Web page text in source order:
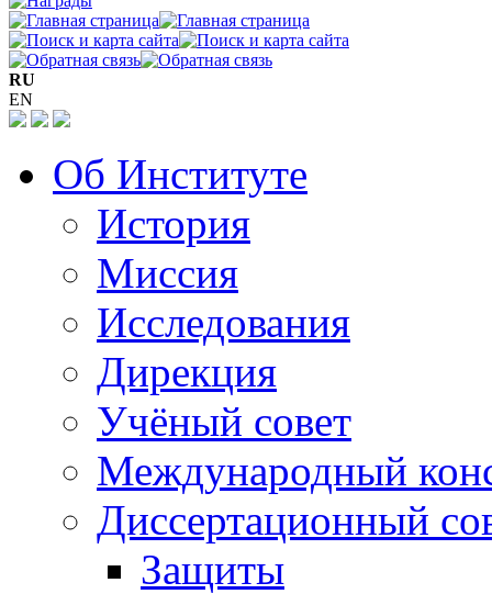
RU
EN
Об Институте
История
Миссия
Исследования
Дирекция
Учёный совет
Международный
Диссертационный
Защиты